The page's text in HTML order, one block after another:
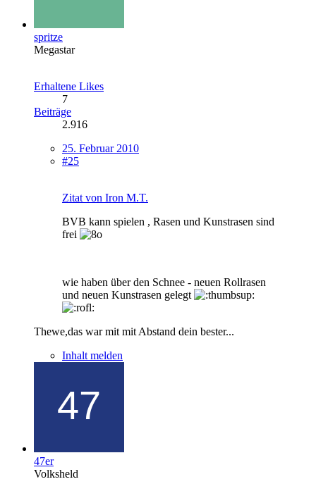
spritze
Megastar
Erhaltene Likes
7
Beiträge
2.916
25. Februar 2010
#25
Zitat von Iron M.T.
BVB kann spielen , Rasen und Kunstrasen sind
frei
wie haben über den Schnee - neuen Rollrasen
und neuen Kunstrasen gelegt
Thewe,das war mit mit Abstand dein bester...
Inhalt melden
47er
Volksheld